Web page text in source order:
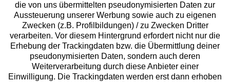
Services
Beratung
Über uns
die von uns übermittelten pseudonymisierten Daten zur
Aussteuerung unserer Werbung sowie auch zu eigenen
Zwecken (z.B. Profilbildungen) / zu Zwecken Dritter
verarbeiten. Vor diesem Hintergrund erfordert nicht nur die
Erhebung der Trackingdaten bzw. die Übermittlung deiner
pseudonymisierten Daten, sondern auch deren
Weiterverarbeitung durch diese Anbieter einer
Einwilligung. Die Trackingdaten werden erst dann erhoben